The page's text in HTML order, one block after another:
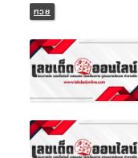
หวย